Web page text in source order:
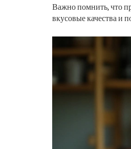
Важно помнить, что
вкусовые качества и